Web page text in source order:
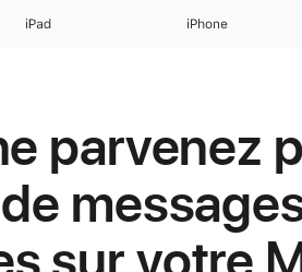
iPad iPhone
parvenez